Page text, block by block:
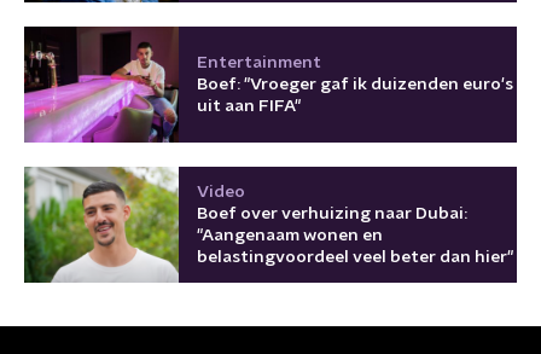
Entertainment
Boef: "Vroeger gaf ik duizenden euro's
uit aan FIFA"
Video
Boef over verhuizing naar Dubai:
"Aangenaam wonen en
belastingvoordeel veel beter dan hier"